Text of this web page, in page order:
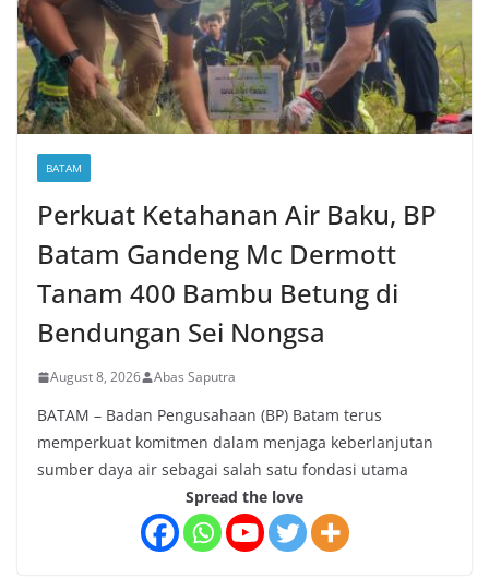
BATAM
Perkuat Ketahanan Air Baku, BP
Batam Gandeng Mc Dermott
Tanam 400 Bambu Betung di
Bendungan Sei Nongsa
August 8, 2026 Abas Saputra
BATAM – Badan Pengusahaan (BP) Batam terus
memperkuat komitmen dalam menjaga keberlanjutan
sumber daya air sebagai salah satu fondasi utama
Spread the love